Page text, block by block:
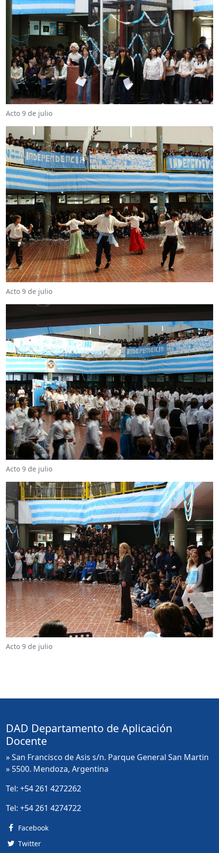
Acto 9 de julio
Acto 9 de julio
Acto 9 de julio
Acto 9 de julio
DAD Departamento de Aplicación
Docente
» San Francisco de Asis s/n. Parque General San Martin
» 5500. Mendoza, Argentina
Tel: +54 261 4272262
Tel: +54 261 4274722
Facebook
Twitter